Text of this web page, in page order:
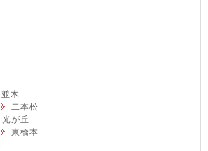
並木
二本松
光が丘
東橋本